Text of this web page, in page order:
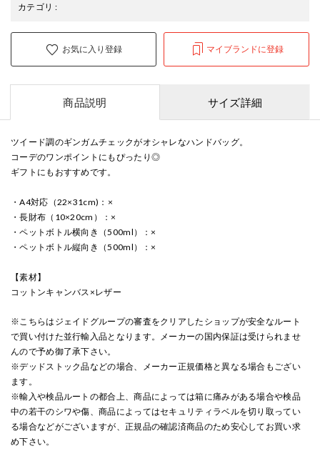
カテゴリ :
お気に入り登録 マイブランドに登録
商品説明 サイズ詳細
ツイード調のギンガムチェックがオシャレなハンドバッグ。
コーデのワンポイントにもぴったり◎
ギフトにもおすすめです。
・A4対応（22×31cm)：×
・長財布（10×20cm）：×
・ペットボトル横向き（500ml）：×
・ペットボトル縦向き（500ml）：×
【素材】
コットンキャンバス×レザー
※こちらはジェイドグループの審査をクリアしたショップが安全なルート
で買い付けた並行輸入品となります。メーカーの国内保証は受けられませ
んので予め御了承下さい。
※デッドストック品などの場合、メーカー正規価格と異なる場合もござい
ます。
※輸入や検品ルートの都合上、商品によっては箱に痛みがある場合や検品
中の若干のシワや傷、商品によってはセキュリティラベルを切り取ってい
る場合などがございますが、正規品の確認済商品のため安心してお買い求
め下さい。